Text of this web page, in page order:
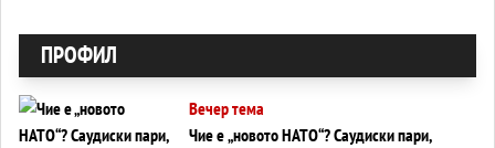
ПРОФИЛ
Вечер тема
Чие е „новото НАТО“? Саудиски пари,